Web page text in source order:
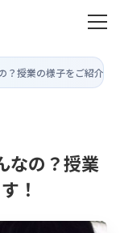
？授業の様子をご紹介し
なの？授業
！